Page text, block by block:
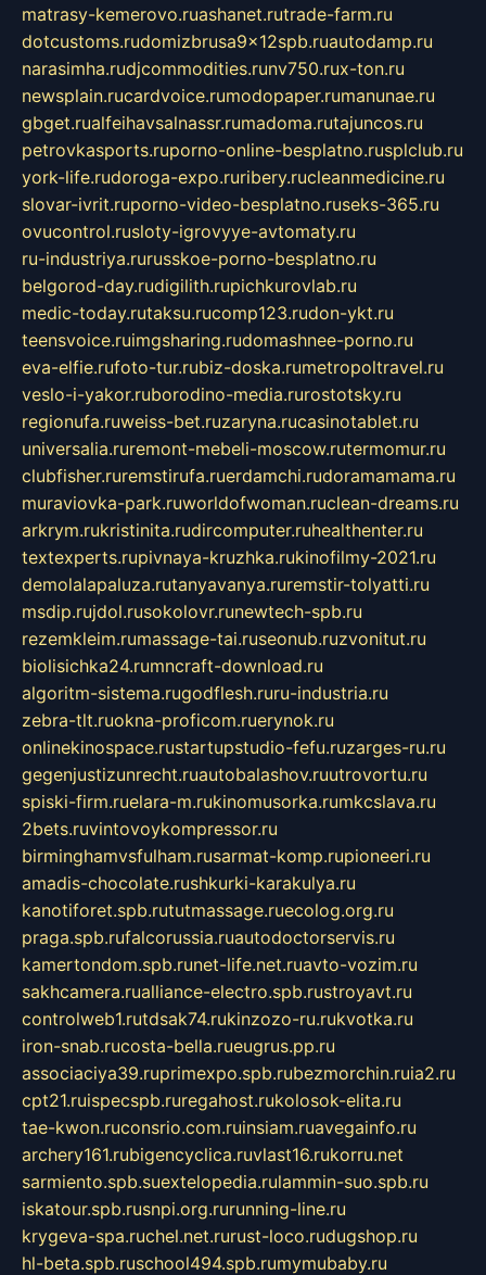
matrasy-kemerovo.ruashanet.rutrade-farm.ru
dotcustoms.rudomizbrusa9x12spb.ruautodamp.ru
narasimha.rudjcommodities.runv750.rux-ton.ru
newsplain.rucardvoice.rumodopaper.rumanunae.ru
gbget.rualfeihavsalnassr.rumadoma.rutajuncos.ru
petrovkasports.ruporno-online-besplatno.rusplclub.ru
york-life.rudoroga-expo.ruribery.rucleanmedicine.ru
slovar-ivrit.ruporno-video-besplatno.ruseks-365.ru
ovucontrol.rusloty-igrovyye-avtomaty.ru
ru-industriya.rurusskoe-porno-besplatno.ru
belgorod-day.rudigilith.rupichkurovlab.ru
medic-today.rutaksu.rucomp123.rudon-ykt.ru
teensvoice.ruimgsharing.rudomashnee-porno.ru
eva-elfie.rufoto-tur.rubiz-doska.rumetropoltravel.ru
veslo-i-yakor.ruborodino-media.rurostotsky.ru
regionufa.ruweiss-bet.ruzaryna.rucasinotablet.ru
universalia.ruremont-mebeli-moscow.rutermomur.ru
clubfisher.ruremstirufa.ruerdamchi.rudoramamama.ru
muraviovka-park.ruworldofwoman.ruclean-dreams.ru
arkrym.rukristinita.rudircomputer.ruhealthenter.ru
textexperts.rupivnaya-kruzhka.rukinofilmy-2021.ru
demolalapaluza.rutanyavanya.ruremstir-tolyatti.ru
msdip.rujdol.rusokolovr.runewtech-spb.ru
rezemkleim.rumassage-tai.ruseonub.ruzvonitut.ru
biolisichka24.rumncraft-download.ru
algoritm-sistema.rugodflesh.ruru-industria.ru
zebra-tlt.ruokna-proficom.ruerynok.ru
onlinekinospace.rustartupstudio-fefu.ruzarges-ru.ru
gegenjustizunrecht.ruautobalashov.ruutrovortu.ru
spiski-firm.ruelara-m.rukinomusorka.rumkcslava.ru
2bets.ruvintovoykompressor.ru
birminghamvsfulham.rusarmat-komp.rupioneeri.ru
amadis-chocolate.rushkurki-karakulya.ru
kanotiforet.spb.rututmassage.ruecolog.org.ru
praga.spb.rufalcorussia.ruautodoctorservis.ru
kamertondom.spb.runet-life.net.ruavto-vozim.ru
sakhcamera.rualliance-electro.spb.rustroyavt.ru
controlweb1.rutdsak74.rukinzozo-ru.rukvotka.ru
iron-snab.rucosta-bella.rueugrus.pp.ru
associaciya39.ruprimexpo.spb.rubezmorchin.ruia2.ru
cpt21.ruispecspb.ruregahost.rukolosok-elita.ru
tae-kwon.ruconsrio.com.ruinsiam.ruavegainfo.ru
archery161.rubigencyclica.ruvlast16.rukorru.net
sarmiento.spb.suextelopedia.rulammin-suo.spb.ru
iskatour.spb.rusnpi.org.rurunning-line.ru
krygeva-spa.ruchel.net.rurust-loco.rudugshop.ru
hl-beta.spb.ruschool494.spb.rumymubaby.ru